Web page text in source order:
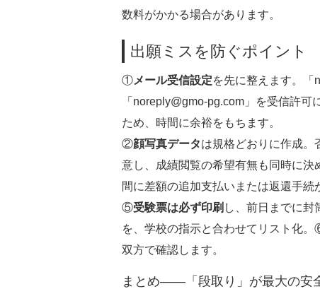
数料がかかる場合があります。
出願ミスを防ぐポイント
①メール受信設定を先に整えます。「
「noreply@gmo-pg.com」を受信許
ため、時間に余裕をもちます。
②顔写真データは規格どおりに作成
意し、成績閲覧の希望有無も同時に
間に差額の追加支払いまたは返還手続
⑤受験票は必ず印刷 し、前日までに封
を、学校の指示と合わせてリスト化
双方で確認します。
まとめ——「段取り」が最大の安